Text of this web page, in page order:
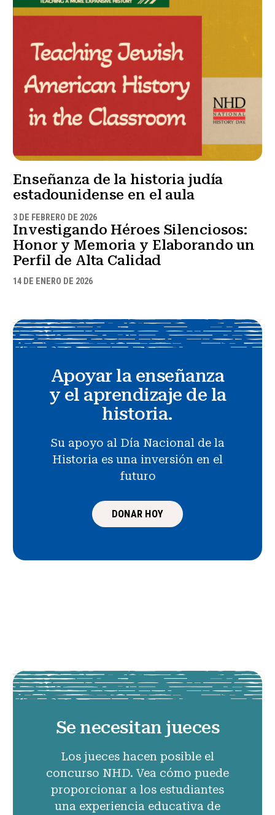
Enseñanza de la historia judía
estadounidense en el aula
3 DE FEBRERO DE 2026
Investigando Héroes Silenciosos:
Honor y Memoria y Elaborando un
Perfil de Alta Calidad
14 DE ENERO DE 2026
Apoyar la enseñanza
y el aprendizaje de la
historia.
Su apoyo al Día Nacional de la
Historia es una inversión en el
futuro
DONAR HOY
Se necesitan jueces
Los jueces hacen posible el
concurso NHD. Vea cómo puede
proporcionar a los estudiantes
una experiencia educativa de